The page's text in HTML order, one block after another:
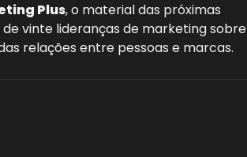
Plus, o material das próximas
vinte lideranças de marketing sobre
relações entre pessoas e marcas.